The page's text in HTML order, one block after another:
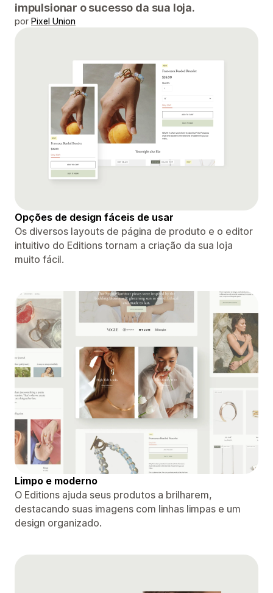
impulsionar o sucesso da sua loja.
por Pixel Union
Opções de design fáceis de usar
Os diversos layouts de página de produto e o editor
intuitivo do Editions tornam a criação da sua loja
muito fácil.
Limpo e moderno
O Editions ajuda seus produtos a brilharem,
destacando suas imagens com linhas limpas e um
design organizado.